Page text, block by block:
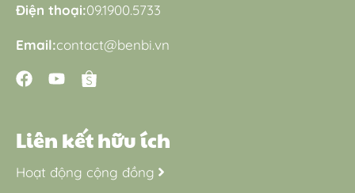
Điện thoại:09.1900.5733
Email:contact@benbi.vn
Liên kết hữu ích
Hoạt động cộng đồng